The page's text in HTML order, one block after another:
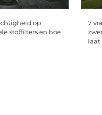
op
stoffilters en hoe
7
laat